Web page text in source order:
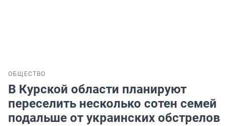
ОБЩЕСТВО
В Курской области планируют
переселить несколько сотен семей
подальше от украинских обстрелов